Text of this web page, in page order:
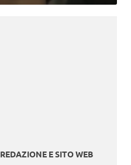
REDAZIONE E SITO WEB